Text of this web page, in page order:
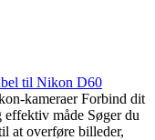
til Nikon D60
kameraer Forbind dit
måde Søger du
at overføre billeder,